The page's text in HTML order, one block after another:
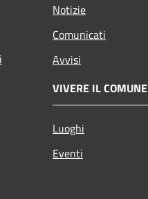
Notizie
Comunicati
Avvisi
VIVERE IL COMUNE
Luoghi
Eventi